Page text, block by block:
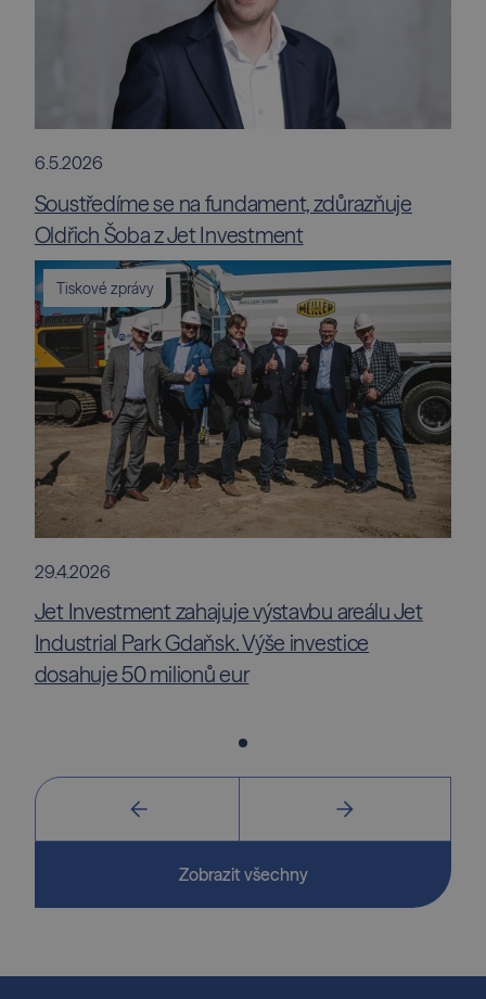
6.5.2026
Soustředíme se na fundament, zdůrazňuje
Oldřich Šoba z Jet Investment
Tiskové zprávy
29.4.2026
Jet Investment zahajuje výstavbu areálu Jet
Industrial Park Gdaňsk. Výše investice
dosahuje 50 milionů eur
Zobrazit všechny